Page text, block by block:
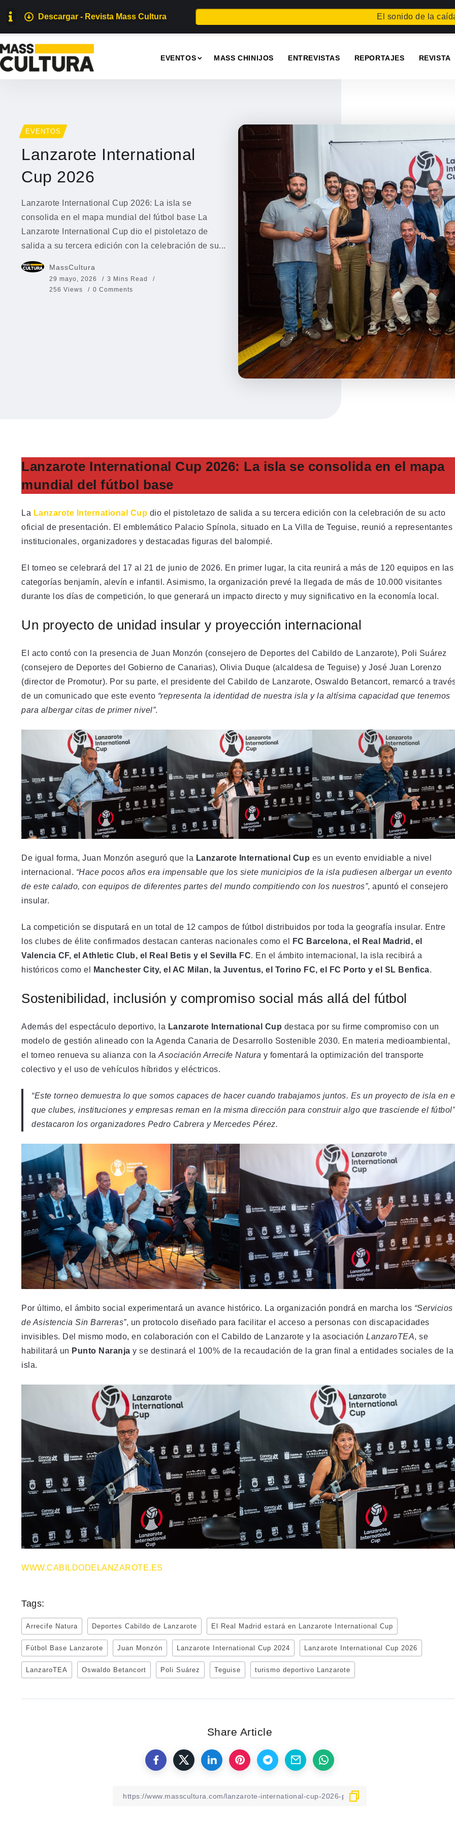
Descargar - Revista Mass Cultura El sonido de la caídaFestival
EVENTOS MASS CHINIJOS ENTREVISTAS REPORTAJES REVISTA
EVENTOS
Lanzarote International
Cup 2026
Lanzarote International Cup 2026: La isla se
consolida en el mapa mundial del fútbol base La
Lanzarote International Cup dio el pistoletazo de
salida a su tercera edición con la celebración de su...
MassCultura
29 mayo, 2026
3 Mins Read
256 Views
0 Comments
Lanzarote International Cup 2026: La isla se consolida en el mapa
mundial del fútbol base
La Lanzarote International Cup dio el pistoletazo de salida a su tercera edición con la celebración de su acto
oficial de presentación. El emblemático Palacio Spínola, situado en La Villa de Teguise, reunió a representantes
institucionales, organizadores y destacadas figuras del balompié.
El torneo se celebrará del 17 al 21 de junio de 2026. En primer lugar, la cita reunirá a más de 120 equipos en las
categorías benjamín, alevín e infantil. Asimismo, la organización prevé la llegada de más de 10.000 visitantes
durante los días de competición, lo que generará un impacto directo y muy significativo en la economía local.
Un proyecto de unidad insular y proyección internacional
El acto contó con la presencia de Juan Monzón (consejero de Deportes del Cabildo de Lanzarote), Poli Suárez
(consejero de Deportes del Gobierno de Canarias), Olivia Duque (alcaldesa de Teguise) y José Juan Lorenzo
(director de Promotur). Por su parte, el presidente del Cabildo de Lanzarote, Oswaldo Betancort, remarcó a
de un comunicado que este evento “representa la identidad de nuestra isla y la altísima capacidad que tenemos
para albergar citas de primer nivel”.
De igual forma, Juan Monzón aseguró que la Lanzarote International Cup es un evento envidiable a nivel
internacional. “Hace pocos años era impensable que los siete municipios de la isla pudiesen albergar un evento
de este calado, con equipos de diferentes partes del mundo compitiendo con los nuestros”, apuntó el consejero
insular.
La competición se disputará en un total de 12 campos de fútbol distribuidos por toda la geografía insular. Entre
los clubes de élite confirmados destacan canteras nacionales como el
FC Barcelona, el Real Madrid, el
Valencia CF, el Athletic Club, el Real Betis y el Sevilla FC. En el ámbito internacional, la isla recibirá a
históricos como el
Manchester City, el AC Milan, la Juventus, el Torino FC, el FC Porto y el SL Benfica.
Sostenibilidad, inclusión y compromiso social más allá del fútbol
Además del espectáculo deportivo, la Lanzarote International Cup destaca por su firme compromiso con un
modelo de gestión alineado con la Agenda Canaria de Desarrollo Sostenible 2030. En materia medioambiental,
el torneo renueva su alianza con la Asociación Arrecife Natura y fomentará la optimización del transporte
colectivo y el uso de vehículos híbridos y eléctricos.
“Este torneo demuestra lo que somos capaces de hacer cuando trabajamos juntos. Es un proyecto de isla en
que clubes, instituciones y empresas reman en la misma dirección para construir algo que trasciende el fútbol”
destacaron los organizadores Pedro Cabrera y Mercedes Pérez.
Por último, el ámbito social experimentará un avance histórico. La organización pondrá en marcha los “Servicios
de Asistencia Sin Barreras”, un protocolo diseñado para facilitar el acceso a personas con discapacidades
invisibles. Del mismo modo, en colaboración con el Cabildo de Lanzarote y la asociación LanzaroTEA, se
habilitará un Punto Naranja y se destinará el 100% de la recaudación de la gran final a entidades sociales de la
isla.
WWW.CABILDODELANZAROTE.ES
Tags:
Arrecife Natura Deportes Cabildo de Lanzarote El Real Madrid estará en Lanzarote International Cup
Fútbol Base Lanzarote Juan Monzón Lanzarote International Cup 2024 Lanzarote International Cup 2026
LanzaroTEA Oswaldo Betancort Poli Suárez Teguise turismo deportivo Lanzarote
Share Article